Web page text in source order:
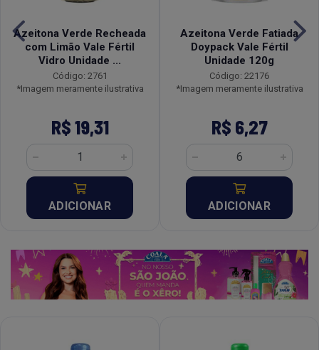
Azeitona Verde Recheada
com Limão Vale Fértil
Vidro Unidade ...
Código: 2761
*Imagem meramente ilustrativa
R$ 19,31
ADICIONAR
Azeitona Verde Fatiada
Doypack Vale Fértil
Unidade 120g
Código: 22176
*Imagem meramente ilustrativa
R$ 6,27
ADICIONAR